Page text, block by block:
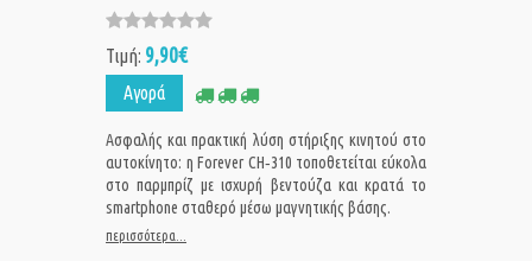
Τιμή: 9,90€
Αγορά
Ασφαλής και πρακτική λύση στήριξης κινητού στο
αυτοκίνητο: η Forever CH‑310 τοποθετείται εύκολα
στο παρμπρίζ με ισχυρή βεντούζα και κρατά το
smartphone σταθερό μέσω μαγνητικής βάσης.
περισσότερα...